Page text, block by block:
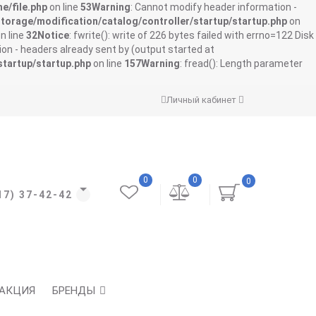
file.php on line 53Warning: Cannot modify header information -
modification/catalog/controller/startup/startup.php on
line 32Notice: fwrite(): write of 226 bytes failed with errno=122 Disk
- headers already sent by (output started at
startup.php on line 157Warning: fread(): Length parameter
Личный кабинет
37-42-42
0
0
0
БРЕНДЫ